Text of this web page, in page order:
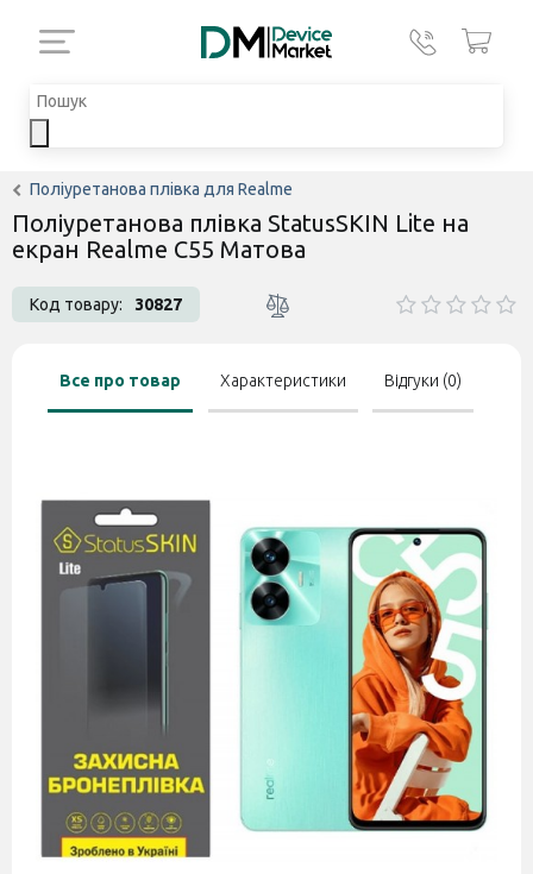
Поліуретанова плівка для Realme
Поліуретанова плівка StatusSKIN Lite на
екран Realme C55 Матова
Код товару: 30827
Все про товар Характеристики Відгуки (0)